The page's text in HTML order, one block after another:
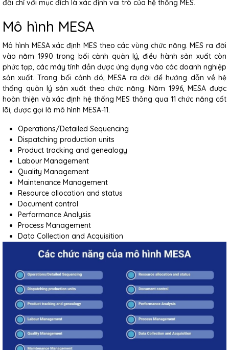
đời chỉ với mục đích là xác định vai trò của hệ thống MES.
Mô hình MESA
Mô hình MESA xác định MES theo các vùng chức năng. MES ra đời
vào năm 1990 trong bối cảnh quản lý, điều hành sản xuất còn
phức tạp, các máy tính dần được ứng dụng vào các doanh nghiệp
sản xuất. Trong bối cảnh đó, MESA ra đời để hướng dẫn về hệ
thống quản lý sản xuất theo chức năng. Năm 1996, MESA được
hoàn thiện và xác định hệ thống MES thông qua 11 chức năng cốt
lõi, được gọi là mô hình MESA-11.
Operations/Detailed Sequencing
Dispatching production units
Product tracking and genealogy
Labour Management
Quality Management
Maintenance Management
Resource allocation and status
Document control
Performance Analysis
Process Management
Data Collection and Acquisition